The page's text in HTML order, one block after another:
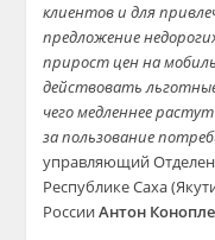
клиентов и для
предложение
прирост цен на
действовать
чего медленнее
за пользование
управляющий
Республике Саха
РоссииАнтон